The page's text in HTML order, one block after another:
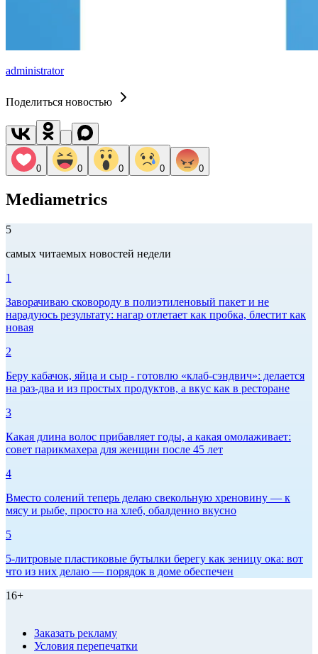
administrator
Поделиться новостью
0 0 0 0 0
Mediametrics
5
самых читаемых новостей недели
1
Заворачиваю сковороду в полиэтиленовый пакет и не
нарадуюсь результату: нагар отлетает как пробка, блестит как
новая
2
Беру кабачок, яйца и сыр - готовлю «клаб-сэндвич»: делается
на раз-два и из простых продуктов, а вкус как в ресторане
3
Какая длина волос прибавляет годы, а какая омолаживает:
совет парикмахера для женщин после 45 лет
4
Вместо солений теперь делаю свекольную хреновину — к
мясу и рыбе, просто на хлеб, обалденно вкусно
5
5-литровые пластиковые бутылки берегу как зеницу ока: вот
что из них делаю — порядок в доме обеспечен
16+
Заказать рекламу
Условия перепечатки